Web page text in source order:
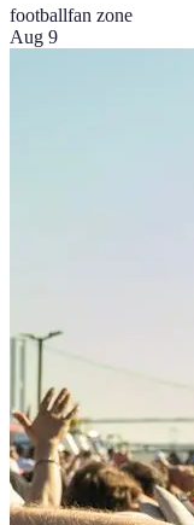
footballfan zone
Aug 9